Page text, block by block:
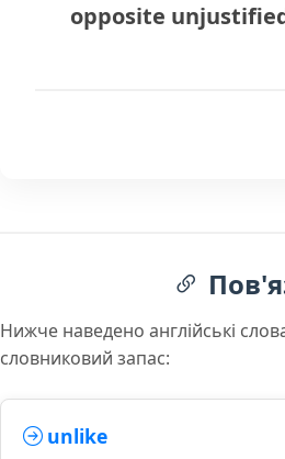
opposite
Нижче наведено англійські
словниковий запас:
unlike